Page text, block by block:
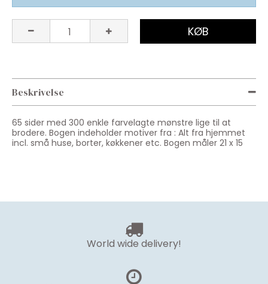
KØB
Beskrivelse
65 sider med 300 enkle farvelagte mønstre lige til at
brodere. Bogen indeholder motiver fra : Alt fra hjemmet
incl. små huse, borter, køkkener etc. Bogen måler 21 x 15
World wide delivery!